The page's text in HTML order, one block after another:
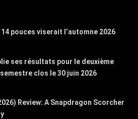
pouces viserait l’automne 2026
ses résultats pour le deuxième
clos le 30 juin 2026
Review: A Snapdragon Scorcher